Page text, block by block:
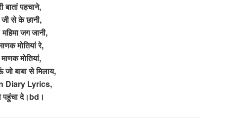
बातां पहचाने,
जी से के छानी,
महिमा जग जानी,
मोतियां रे,
माणक मोतियां,
जो बाबा से मिलाय,
Diary Lyrics,
पहुंचा दे।bd।